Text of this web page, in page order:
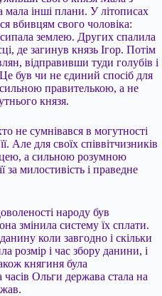
інші плани. У літописах
вбивцям свого чоловіка:
землею. Других спалила
де загинув князь Ігор. Потім
відправивши туди голубів і
був чи не єдиний спосіб для
правителькою, а не
князя.
не сумнівався в могутності
Але для своїх співвітчизників
а сильною розумною
милостивість і праведне
народу був
змінила систему їх сплати.
коли завгодно і скільки
розмір і час збору данини, і
княгиня була
Ольги держава стала на